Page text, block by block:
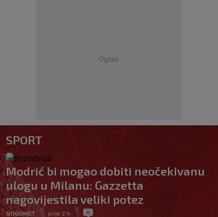
Oglas
SPORT
Modrić bi mogao dobiti neočekivanu
ulogu u Milanu: Gazzetta
nagovijestila veliki potez
NOGOMET
|
prije 2 h
| 0